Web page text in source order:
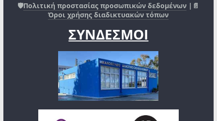
🛡️Πολιτική προστασίας προσωπικών δεδομένων |📄
Όροι χρήσης διαδικτυακών τόπων
ΣΥΝΔΕΣΜΟΙ